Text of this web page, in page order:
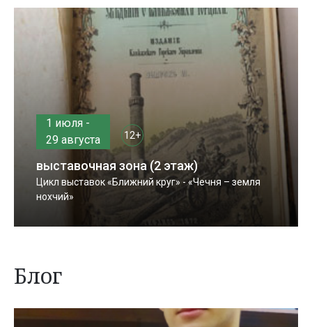
1 июля -
29 августа
12+
выставочная зона (2 этаж)
Цикл выставок «Ближний круг» - «Чечня – земля
нохчий»
Блог